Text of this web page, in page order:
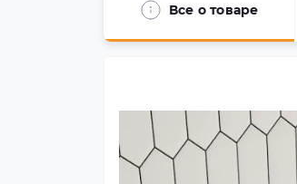
Все о товаре